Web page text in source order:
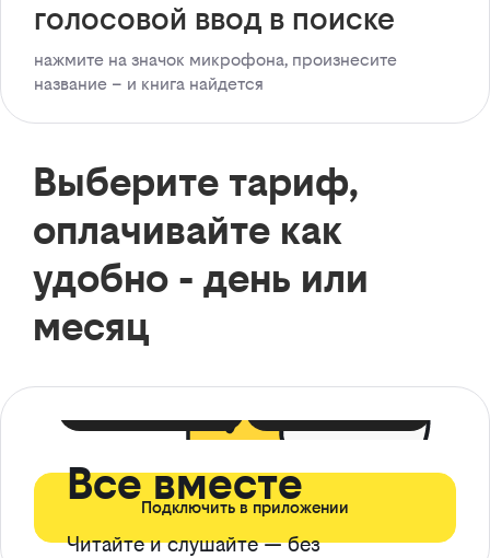
голосовой ввод в поиске
нажмите на значок микрофона, произнесите
название – и книга найдется
Выберите тариф,
оплачивайте как
удобно - день или
месяц
Все вместе
Читайте и слушайте — без
Подключить в приложении